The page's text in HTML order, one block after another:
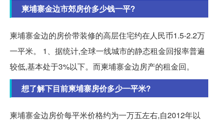
柬埔寨金边市郊房价多少钱一平?
柬埔寨金边的房价带装修的高层住宅约在人民币1.5-2.2万
一平米。 1、据统计,全球一线城市的静态租金回报率普遍
较低,基本处于3%以下。而柬埔寨金边房产的租金回。
想了解下目前柬埔寨房价多少一平米?
柬埔寨金边房价每平米价格约为一万五左右,自2012年以